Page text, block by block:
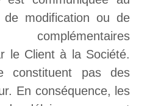
modification ou de
complémentaires
le Client à la Société.
constituent pas des
En conséquence, les